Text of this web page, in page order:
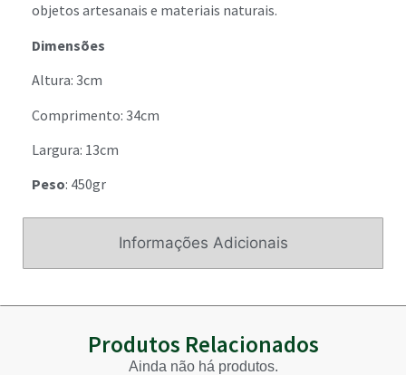
Informações Adicionais
objetos artesanais e materiais naturais.
Dimensões
Altura: 3cm
Comprimento: 34cm
Largura: 13cm
Peso: 450gr
Produtos Relacionados
Ainda não há produtos.